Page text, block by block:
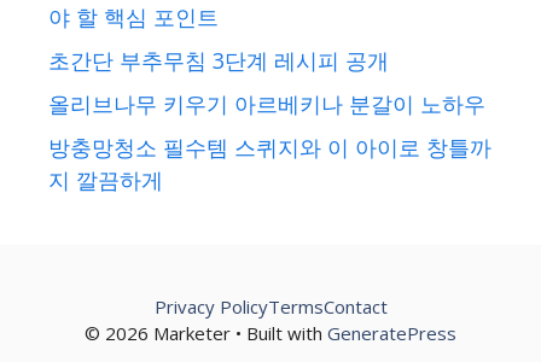
야 할 핵심 포인트
초간단 부추무침 3단계 레시피 공개
올리브나무 키우기 아르베키나 분갈이 노하우
방충망청소 필수템 스퀴지와 이 아이로 창틀까
지 깔끔하게
© 2026 Marketer • Built with GeneratePress
Privacy PolicyTermsContact